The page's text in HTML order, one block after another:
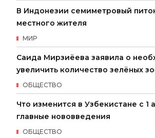
В Индонезии семиметровый
местного жителя
МИР
Саида Мирзиёева заявила о
увеличить количество зелёных
ОБЩЕСТВО
Что изменится в Узбекистане с 1
главные нововведения
ОБЩЕСТВО